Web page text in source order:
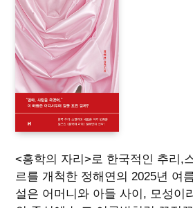
<홍학의 자리>로 한국적인 추리,
르를 개척한 정해연의 2025년 여
설은 어머니와 아들 사이, 모성이